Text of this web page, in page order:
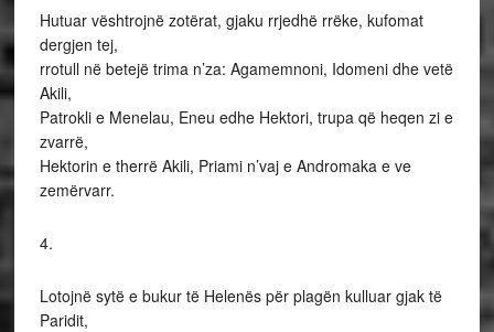
Hutuar vështrojnë zotërat, gjaku rrjedhë rrëke, kufomat
dergjen tej,
rrotull në betejë trima n’za: Agamemnoni, Idomeni dhe vetë
Akili,
Patrokli e Menelau, Eneu edhe Hektori, trupa që heqen zi e
zvarrë,
Hektorin e therrë Akili, Priami n’vaj e Andromaka e ve
zemërvarr.
4.
Lotojnë sytë e bukur të Helenës për plagën kulluar gjak të
Paridit,